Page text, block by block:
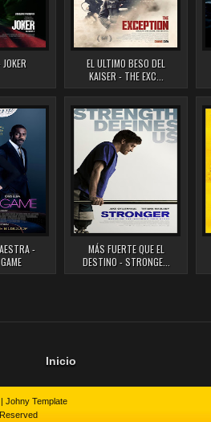
EL ULTIMO BESO DEL
KAISER - THE EXC...
-
MÁS FUERTE QUE EL
DESTINO - STRONGE...
Inicio
| Johny Template